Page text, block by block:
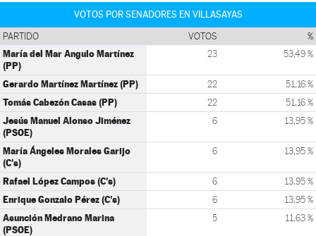
VOTOS POR SENADORES EN VILLASAYAS
PARTIDO VOTOS %
María del Mar Angulo Martínez
(PP)
23 53,49 %
Gerardo Martínez Martínez (PP) 22 51,16 %
Tomás Cabezón Casas (PP) 22 51,16 %
Jesús Manuel Alonso Jiménez
(PSOE)
6 13,95 %
María Ángeles Morales Garijo
(C's)
6 13,95 %
Rafael López Campos (C's) 6 13,95 %
Enrique Gonzalo Pérez (C's) 6 13,95 %
Asunción Medrano Marina
(PSOE)
5 11,63 %